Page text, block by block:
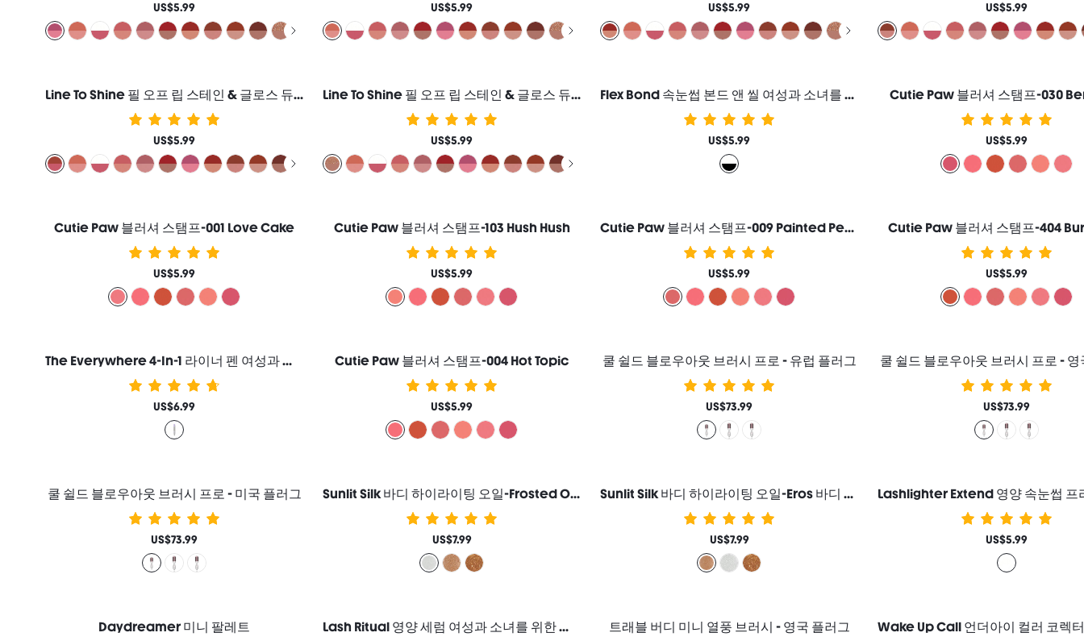
US$5.99 US$5.99 US$5.99 US$5.99
Line To Shine 필 오프 립 스테인 & 글로스 듀오-515 Fig Cookie 2-In-1 지속력 콤보 리퀴드 립스틱 립 라이너 여성과 소녀를 위한 브랜드 뷰티 코스메틱 메이크업
US$5.99
Line To Shine 필 오프 립 스테인 & 글로스 듀오-514 Brown Butter 2-In-1 지속력 콤보 리퀴드 립스틱 립 라이너 여성과 소녀를 위한 브랜드 뷰티 코스메틱 메이크업
US$5.99
Flex Bond 속눈썹 본드 앤 씰 여성과 소녀를 위한 브랜드 뷰티 코스메틱 메이크업
US$5.99
Cutie Paw 블러셔 스탬프-030
US$5.99
Cutie Paw 블러셔 스탬프-001 Love Cake
US$5.99
Cutie Paw 블러셔 스탬프-103 Hush Hush
US$5.99
Cutie Paw 블러셔 스탬프-009 Painted Peony
US$5.99
Cutie Paw 블러셔 스탬프-404
US$5.99
The Everywhere 4-In-1 라이너 펜 여성과 소녀를 위한 브랜드 뷰티 코스메틱 메이크업
US$6.99
Cutie Paw 블러셔 스탬프-004 Hot Topic
US$5.99
쿨 쉴드 블로우아웃 브러시 프로 - 유럽 플러그
US$73.99
쿨 쉴드 블로우아웃 브러시 프로 - 영
US$73.99
쿨 쉴드 블로우아웃 브러시 프로 - 미국 플러그
US$73.99
Sunlit Silk 바디 하이라이팅 오일-Frosted Opal 바디 글리터 로션 하이라이터 메이크업 여성과 소녀를 위한 브랜드 뷰티 코스메틱 메이크업
US$7.99
Sunlit Silk 바디 하이라이팅 오일-Eros 바디 글리터 로션 하이라이터 메이크업 여성과 소녀를 위한 브랜드 뷰티 코스메틱 메이크업
US$7.99 US$5.99
Daydreamer 미니 팔레트 Lash Ritual 영양 세럼 여성과 소녀를 위한 브랜드 뷰티 코스메틱 메이크업 트래블 버디 미니 열풍 브러시 - 영국 플러그